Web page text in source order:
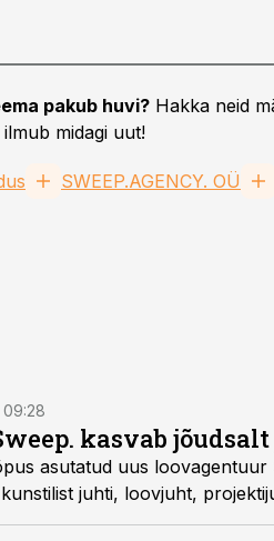
pakub huvi? Hakka neid
midagi uut!
SWEEP.AGENCY. OÜ
09:28
kasvab
asutatud uus
juhti, loovjuht,